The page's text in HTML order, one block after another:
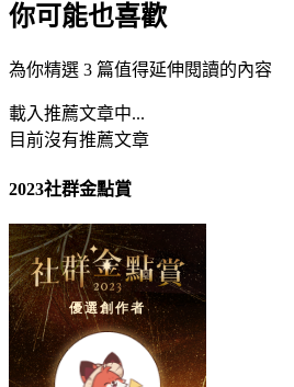
你可能也喜歡
為你精選 3 篇值得延伸閱讀的內容
載入推薦文章中...
目前沒有推薦文章
2023社群金點賞